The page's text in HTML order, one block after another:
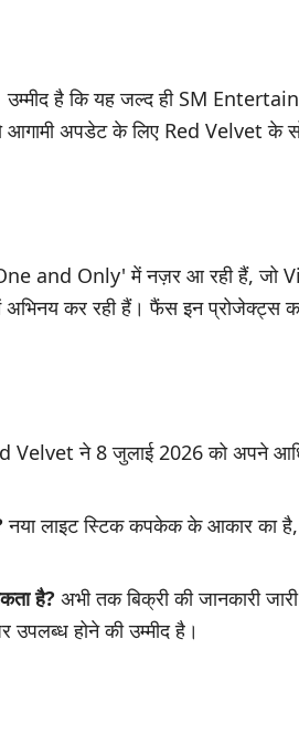
उम्मीद है कि यह जल्द ही SM
आगामी अपडेट के लिए Red Velvet के
and Only' में नज़र आ रही हैं, जो
कर रही हैं। फैंस इन प्रोजेक्ट्स
Velvet ने 8 जुलाई 2026 को अपने
नया लाइट स्टिक कपकेक के आकार का
है? अभी तक बिक्री की जानकारी
होने की उम्मीद है।